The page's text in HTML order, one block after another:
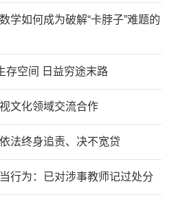
学如何成为破解“卡脖子”难题的
存空间 日益穷途末路
文化领域交流合作
法终身追责、决不宽贷
行为：已对涉事教师记过处分